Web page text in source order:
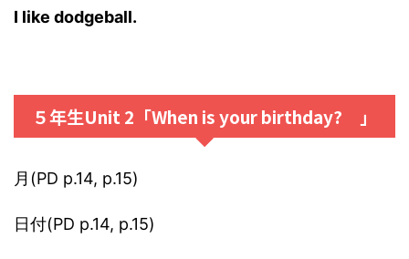
I like dodgeball.
５年生Unit 2「When is your birthday? 」
月(PD p.14, p.15)
日付(PD p.14, p.15)